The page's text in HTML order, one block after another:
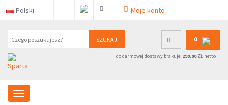
Polski Moje konto
SZUKAJ 0
do darmowej dostawy brakuje: 299.00ZŁ netto